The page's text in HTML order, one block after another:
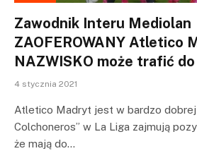
Zawodnik Interu Mediolan
ZAOFEROWANY Atletico
NAZWISKO może trafić
4 stycznia 2021
Atletico Madryt jest w bardzo dobrej
Colchoneros” w La Liga zajmują
że mają do…